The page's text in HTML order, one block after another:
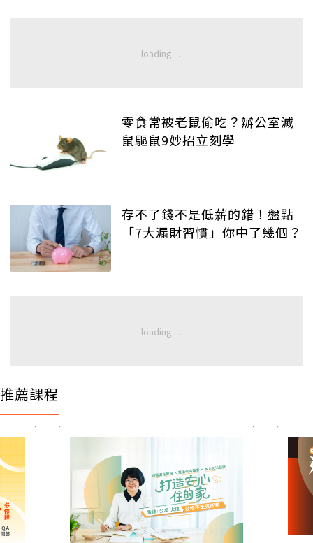
零食常被老鼠偷吃？辦公室滅
鼠驅鼠9妙招立刻學
存不了錢不是低薪的錯！盤點
「7大漏財習慣」你中了幾個？
推薦課程